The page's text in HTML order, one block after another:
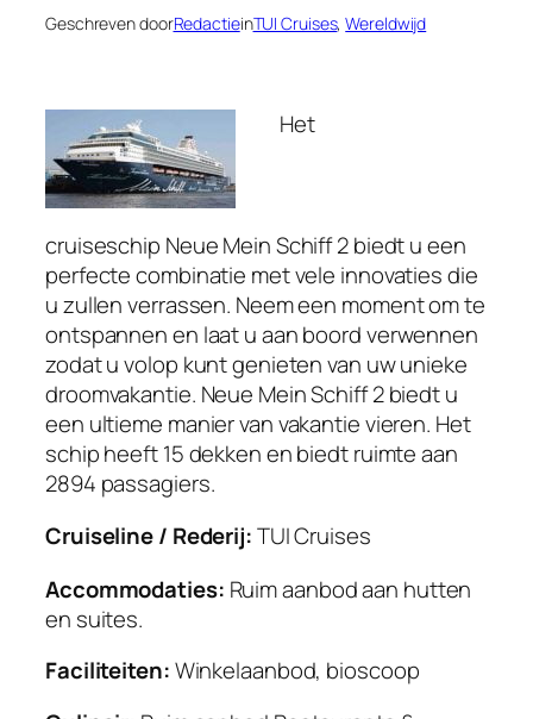
Geschreven doorRedactieinTUI Cruises, Wereldwijd
Het
cruiseschip Neue Mein Schiff 2 biedt u een
perfecte combinatie met vele innovaties die
u zullen verrassen. Neem een moment om te
ontspannen en laat u aan boord verwennen
zodat u volop kunt genieten van uw unieke
droomvakantie. Neue Mein Schiff 2 biedt u
een ultieme manier van vakantie vieren. Het
schip heeft 15 dekken en biedt ruimte aan
2894 passagiers.
Cruiseline / Rederij:TUI Cruises
Accommodaties: Ruim aanbod aan hutten
en suites.
Faciliteiten:Winkelaanbod, bioscoop